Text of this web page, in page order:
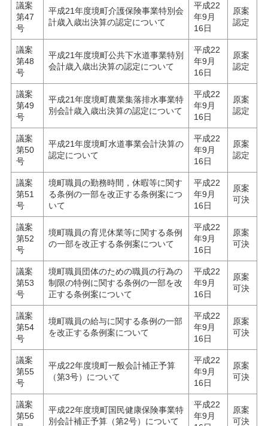
議案
第47
号
平成21年度境町介護保険事業特別会
計歳入歳出決算の認定について
平成22
年9月
16日
原案
認定
議案
第48
号
平成21年度境町公共下水道事業特別
会計歳入歳出決算の認定について
平成22
年9月
16日
原案
認定
議案
第49
号
平成21年度境町農業集落排水事業特
別会計歳入歳出決算の認定について
平成22
年9月
16日
原案
認定
議案
第50
号
平成21年度境町水道事業会計決算の
認定について
平成22
年9月
16日
原案
認定
議案
第51
号
境町職員の勤務時間，休暇等に関す
る条例の一部を改正する条例案につ
いて
平成22
年9月
16日
原案
可決
議案
第52
号
境町職員の育児休業等に関する条例
の一部を改正する条例案について
平成22
年9月
16日
原案
可決
議案
第53
号
境町職員団体のための職員の行為の
制限の特例に関する条例の一部を改
正する条例案について
平成22
年9月
16日
原案
可決
議案
第54
号
境町職員の給与に関する条例の一部
を改正する条例案について
平成22
年9月
16日
原案
可決
議案
第55
号
平成22年度境町一般会計補正予算
（第3号）について
平成22
年9月
16日
原案
可決
議案
第56
平成22年度境町国民健康保険事業特
別会計補正予算（第2号）について
平成22
年9月
原案
可決